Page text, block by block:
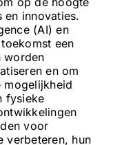
en innovaties.
(AI) en
een
worden
en om
mogelijkheid
fysieke
voor
verbeteren, hun